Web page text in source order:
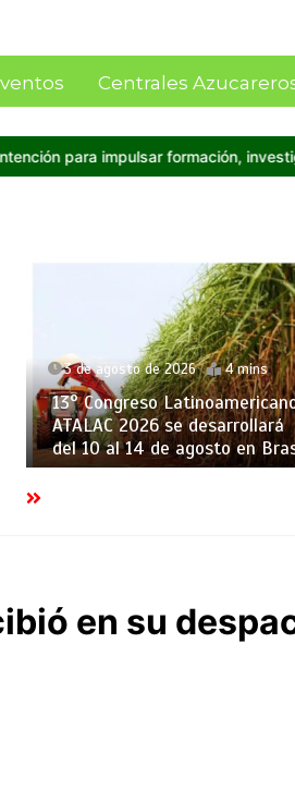
Centrales
y producción en Caña de
3 de agosto de 2026 4 mins
13° Congreso
ATALAC 2026 se desarrollará
del 10 al 14 de agosto en
en su